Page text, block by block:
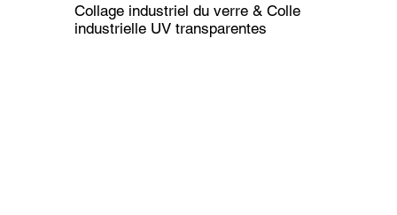
Collage industriel du verre & Colle
industrielle UV transparentes